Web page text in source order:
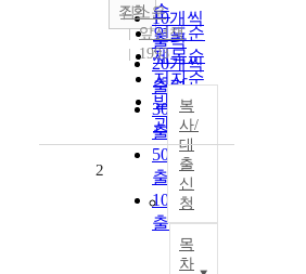
순
연도순
제목순
저자순
발행기
관순
10개씩
출력
20개씩
출력
30개씩
출력
50개씩
출력
100개씩
출력
조회
김소운
앞선책
1993
복
사/
대
출
신
청
목
차
2